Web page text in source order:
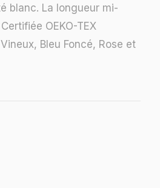
blanc. La longueur mi-
OEKO-TEX
Bleu Foncé, Rose et